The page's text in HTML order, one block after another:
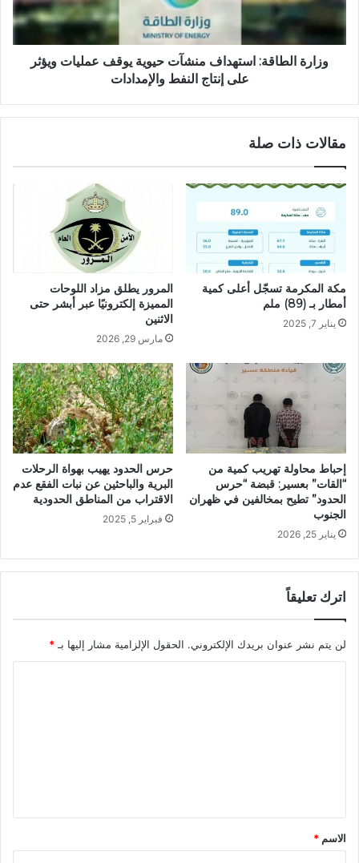
وزارة الطاقة: استهداف منشآت حيوية يوقف عمليات ويؤثر
على إنتاج النفط والإمدادات
مقالات ذات صلة
مكة المكرمة تسجّل أعلى كمية
أمطار بـ (89) ملم
يناير 7, 2025
المرور يطلق مزاد اللوحات
المميزة إلكترونيًا عبر أبشر حتى
الاثنين
مارس 29, 2026
إحباط محاولة تهريب كمية من
“القات” بعسير: قبضة “حرس
الحدود” تطيح بمخالفين في ظهران
الجنوب
يناير 25, 2026
حرس الحدود يهيب بهواة الرحلات
البرية والباحثين عن نبات الفقع عدم
الاقتراب من المناطق الحدودية
فبراير 5, 2025
اترك تعليقاً
لن يتم نشر عنوان بريدك الإلكتروني. الحقول الإلزامية مشار إليها بـ *
ق
*
الاسم *